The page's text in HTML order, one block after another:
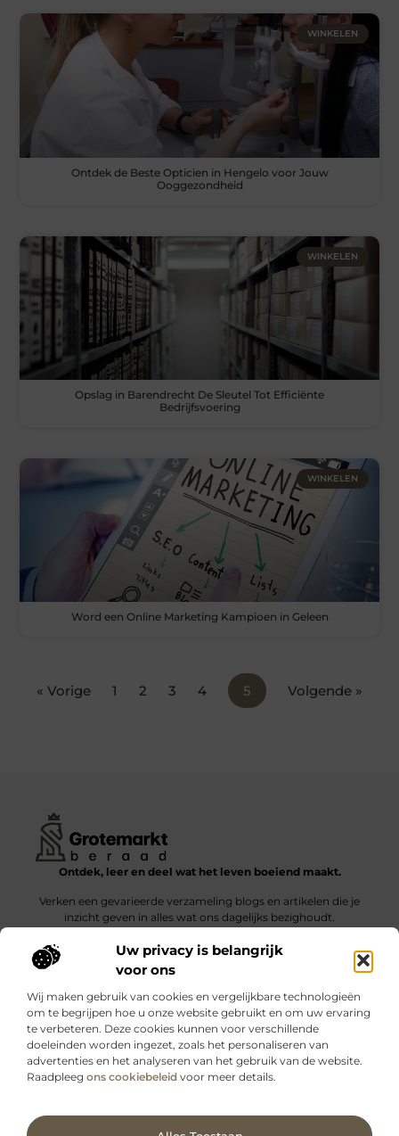
Uw privacy is belangrijk
voor ons
Wij maken gebruik van cookies en vergelijkbare technologieën
om te begrijpen hoe u onze website gebruikt en om uw ervaring
te verbeteren. Deze cookies kunnen voor verschillende
doeleinden worden ingezet, zoals het personaliseren van
advertenties en het analyseren van het gebruik van de website.
Raadpleeg ons cookiebeleid voor meer details.
Ga Naar
WINKELEN
Ontdek de Beste Opticien in Hengelo voor Jouw
Ooggezondheid
WINKELEN
Opslag in Barendrecht De Sleutel Tot Efficiënte
Bedrijfsvoering
WINKELEN
Word een Online Marketing Kampioen in Geleen
« Vorige 1 2 3 4 5 Volgende »
Ontdek, leer en deel wat het leven boeiend maakt.
Verken een gevarieerde verzameling blogs en artikelen die je
inzicht geven in alles wat ons dagelijks bezighoudt.
Bericht categorie
Onze informatie